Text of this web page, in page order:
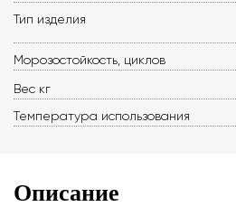
Тип изделия
Морозостойкость, циклов
Вес кг
Температура использования
Описание